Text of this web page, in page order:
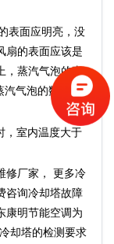
表面应明亮，没
扇的表面应该是
，蒸汽气泡的直
汽气泡的数量不
室内温度大于
修厂家， 更多冷
咨询冷却塔故障
康明节能空调为
却塔的检测要求